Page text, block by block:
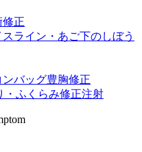
修正
ライン・あご下のしぼう
バッグ豊胸修正
・ふくらみ修正注射